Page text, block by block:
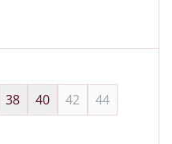
38 40 42
44